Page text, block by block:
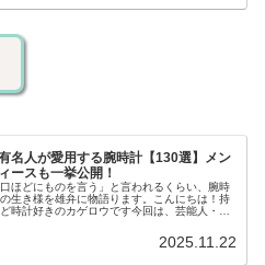
名人が愛用する腕時計【130選】メン
ースも一挙公開！
口ほどにものを言う」と言われるくらい、腕時
生き様を雄弁に物語ります。こんにちは！持
時計好きのカゲロウです今回は、芸能人・有
2025.11.22